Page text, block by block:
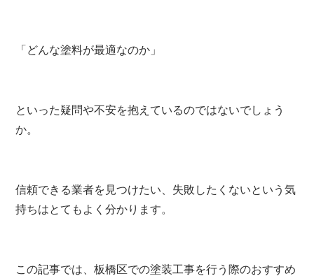
「どんな塗料が最適なのか」
といった疑問や不安を抱えているのではないでしょう
か。
信頼できる業者を見つけたい、失敗したくないという気
持ちはとてもよく分かります。
この記事では、板橋区での塗装工事を行う際のおすすめ